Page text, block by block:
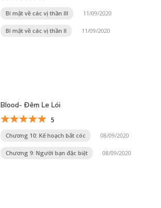
Bí mật về các vị thần III 11/09/2020
Bí mật về các vị thần II 11/09/2020
Blood- Đêm Le Lói
5
Chương 10: Kế hoạch bắt cóc 08/09/2020
Chương 9: Người bạn đặc biệt 08/09/2020